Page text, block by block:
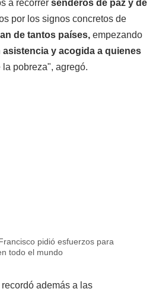
a recorrer senderos de paz y de
por los signos concretos de
de tantos países, empezando
asistencia y acogida a quienes
pobreza", agregó.
pidió esfuerzos para
todo el mundo
además a las